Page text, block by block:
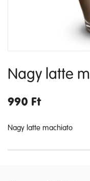
Nagy latte
990 Ft
Nagy latte machiato